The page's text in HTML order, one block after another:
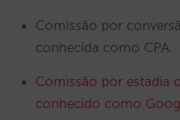
Comissão por
conhecida como CPA.
Comissão por estadia
conhecido como